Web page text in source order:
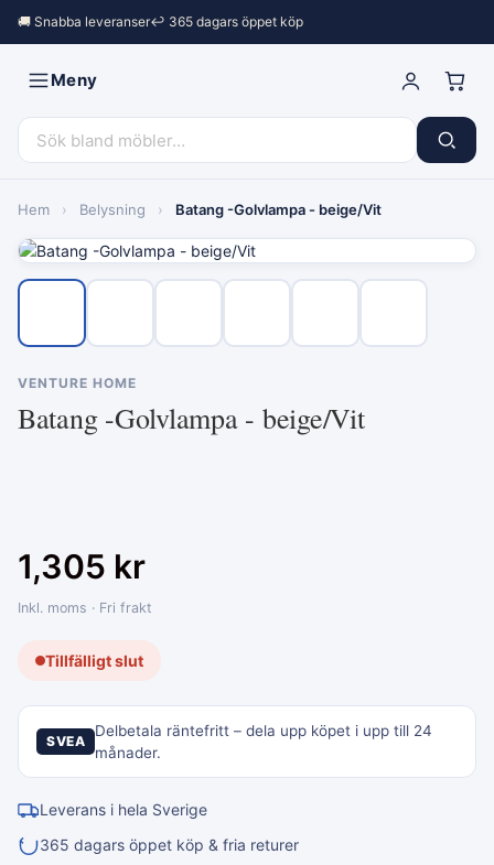
🚚 Snabba leveranser↩︎ 365 dagars öppet köp
Meny
Hem › Belysning › Batang -Golvlampa - beige/Vit
VENTURE HOME
Batang -Golvlampa - beige/Vit
1,305 kr
Inkl. moms · Fri frakt
Tillfälligt slut
SVEA
Delbetala räntefritt – dela upp köpet i upp till 24
månader.
Leverans i hela Sverige
365 dagars öppet köp & fria returer